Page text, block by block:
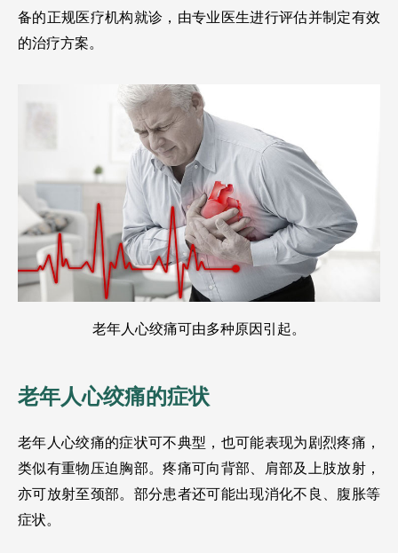
备的正规医疗机构就诊，由专业医生进行评估并制定有效
的治疗方案。
老年人心绞痛可由多种原因引起。
老年人心绞痛的症状
老年人心绞痛的症状可不典型，也可能表现为剧烈疼痛，
类似有重物压迫胸部。疼痛可向背部、肩部及上肢放射，
亦可放射至颈部。部分患者还可能出现消化不良、腹胀等
症状。